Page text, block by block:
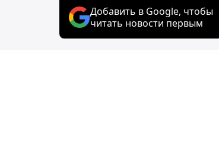
Добавить в Google, чтобы
читать новости первым